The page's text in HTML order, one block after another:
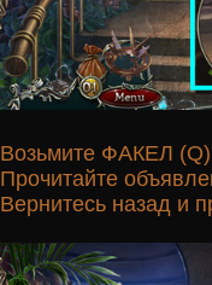
Возьмите ФАКЕЛ
Прочитайте
Вернитесь назад и